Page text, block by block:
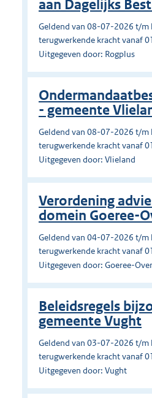
aan Dagelijks
Geldend van 08-07-2026 t/m
terugwerkende kracht vanaf
Uitgegeven door: Rogplus
- gemeente
Geldend van 08-07-2026 t/m
terugwerkende kracht vanaf
Uitgegeven door: Vlieland
Verordening
domein Goeree-
Geldend van 04-07-2026 t/m
terugwerkende kracht vanaf
Uitgegeven door: Goeree-
Beleidsregels
gemeente Vught
Geldend van 03-07-2026 t/m
terugwerkende kracht vanaf
Uitgegeven door: Vught